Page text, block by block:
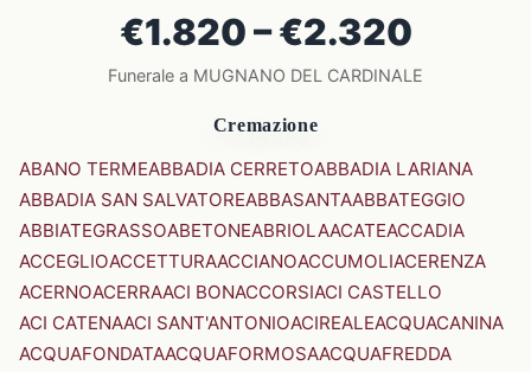
€1.820 – €2.320
Funerale a MUGNANO DEL CARDINALE
Cremazione
ABANO TERMEABBADIA CERRETOABBADIA LARIANA
ABBADIA SAN SALVATOREABBASANTAABBATEGGIO
ABBIATEGRASSOABETONEABRIOLAACATEACCADIA
ACCEGLIOACCETTURAACCIANOACCUMOLIACERENZA
ACERNOACERRAACI BONACCORSIACI CASTELLO
ACI CATENAACI SANT'ANTONIOACIREALEACQUACANINA
ACQUAFONDATAACQUAFORMOSAACQUAFREDDA